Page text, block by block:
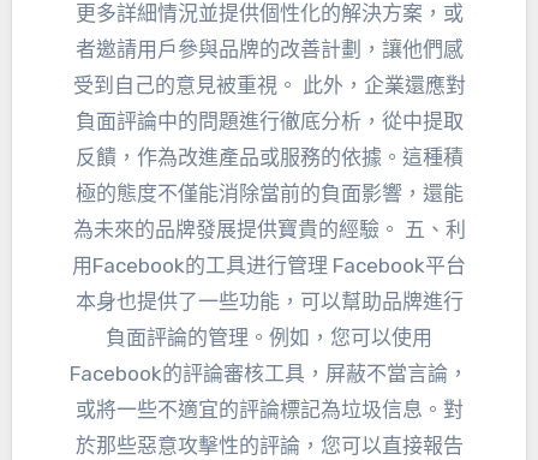
更多詳細情況並提供個性化的解決方案，或
者邀請用戶參與品牌的改善計劃，讓他們感
受到自己的意見被重視。 此外，企業還應對
負面評論中的問題進行徹底分析，從中提取
反饋，作為改進產品或服務的依據。這種積
極的態度不僅能消除當前的負面影響，還能
為未來的品牌發展提供寶貴的經驗。 五、 利
用Facebook的工具进行管理 Facebook平台
本身也提供了一些功能，可以幫助品牌進行
負面評論的管理。例如，您可以使用
Facebook的評論審核工具，屏蔽不當言論，
或將一些不適宜的評論標記為垃圾信息。對
於那些惡意攻擊性的評論，您可以直接報告